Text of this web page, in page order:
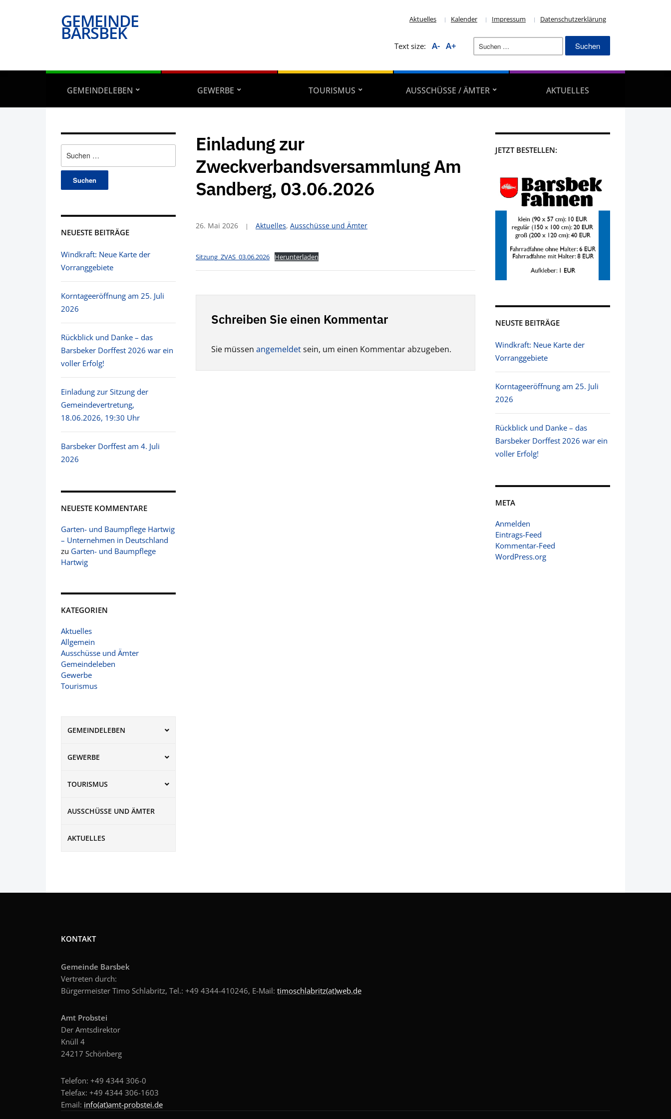
GEMEINDE
BARSBEK
Aktuelles Kalender Impressum Datenschutzerklärung
Text size: A- A+
Suchen
nach:
GEMEINDELEBEN GEWERBE TOURISMUS AUSSCHÜSSE / ÄMTER AKTUELLES
nach:
NEUESTE BEITRÄGE
Windkraft: Neue Karte der
Vorranggebiete
Korntageeröffnung am 25. Juli
2026
Rückblick und Danke – das
Barsbeker Dorffest 2026 war ein
voller Erfolg!
Einladung zur Sitzung der
Gemeindevertretung,
18.06.2026, 19:30 Uhr
Barsbeker Dorffest am 4. Juli
2026
NEUESTE KOMMENTARE
Garten- und Baumpflege Hartwig
– Unternehmen in Deutschland
zu Garten- und Baumpflege
Hartwig
KATEGORIEN
Aktuelles
Allgemein
Ausschüsse und Ämter
Gemeindeleben
Gewerbe
Tourismus
GEMEINDELEBEN
GEWERBE
TOURISMUS
AUSSCHÜSSE UND ÄMTER
AKTUELLES
Einladung zur
Zweckverbandsversammlung Am
Sandberg, 03.06.2026
26. Mai 2026 Aktuelles, Ausschüsse und Ämter
Sitzung_ZVAS_03.06.2026 Herunterladen
Schreiben Sie einen Kommentar
Sie müssen angemeldetsein, um einen Kommentar abzugeben.
JETZT BESTELLEN:
NEUSTE BEITRÄGE
Windkraft: Neue Karte der
Vorranggebiete
Korntageeröffnung am 25. Juli
2026
Rückblick und Danke – das
Barsbeker Dorffest 2026 war ein
voller Erfolg!
META
Anmelden
Eintrags-Feed
Kommentar-Feed
WordPress.org
KONTAKT
Gemeinde Barsbek
Vertreten durch:
Bürgermeister Timo Schlabritz, Tel.: +49 4344-410246, E-Mail: timoschlabritz(at)web.de
Amt Probstei
Der Amtsdirektor
Knüll 4
24217 Schönberg
Telefon: +49 4344 306-0
Telefax: +49 4344 306-1603
Email: info(at)amt-probstei.de